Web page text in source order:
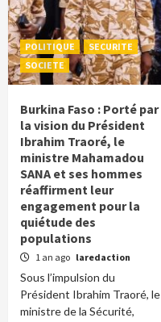
POLITIQUE
SECURITE
SOCIETE
Burkina Faso : Porté par
la vision du Président
Ibrahim Traoré, le
ministre Mahamadou
SANA et ses hommes
réaffirment leur
engagement pour la
quiétude des
populations
1 an ago laredaction
Sous l’impulsion du
Président Ibrahim Traoré, le
ministre de la Sécurité,